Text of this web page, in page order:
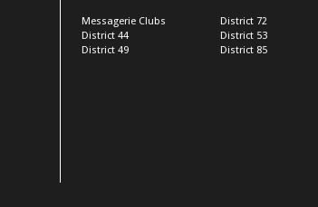
Messagerie Clubs
District 44
District 49
District 72
District 53
District 85